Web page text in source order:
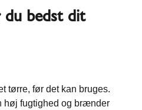
du bedst dit
tørre, før det kan bruges.
høj fugtighed og brænder